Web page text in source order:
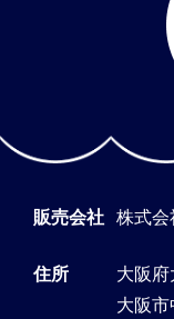
販売会社 株式
住所
大阪
大阪